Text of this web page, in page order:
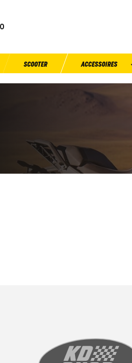
SCOOTER ACCESSOIRES